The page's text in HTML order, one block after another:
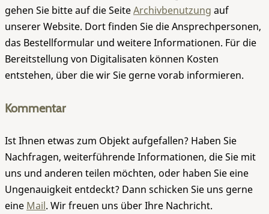
gehen Sie bitte auf die SeiteArchivbenutzung auf
unserer Website. Dort finden Sie die Ansprechpersonen,
das Bestellformular und weitere Informationen. Für die
Bereitstellung von Digitalisaten können Kosten
entstehen, über die wir Sie gerne vorab informieren.
Kommentar
Ist Ihnen etwas zum Objekt aufgefallen? Haben Sie
Nachfragen, weiterführende Informationen, die Sie mit
uns und anderen teilen möchten, oder haben Sie eine
Ungenauigkeit entdeckt? Dann schicken Sie uns gerne
eine Mail. Wir freuen uns über Ihre Nachricht.